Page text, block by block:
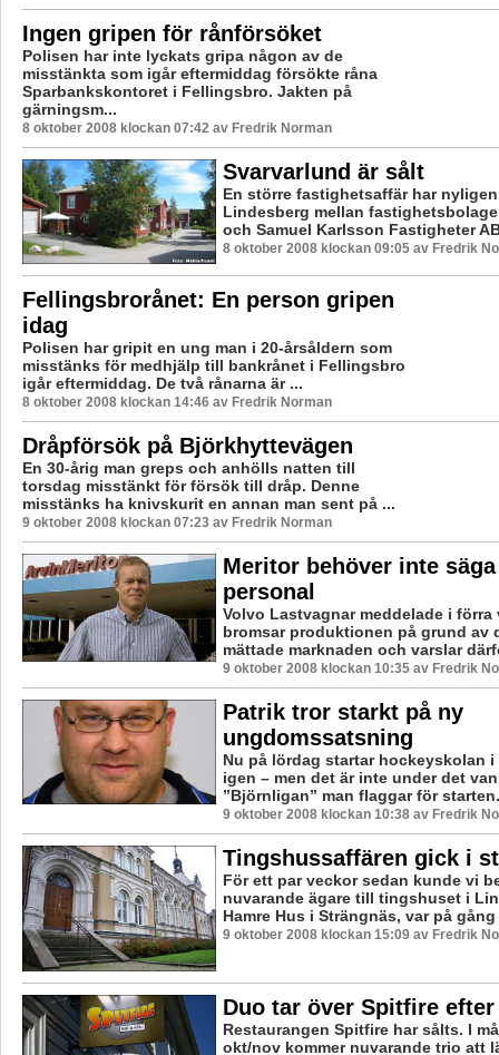
Ingen gripen för rånförsöket
Polisen har inte lyckats gripa någon av de
misstänkta som igår eftermiddag försökte råna
Sparbankskontoret i Fellingsbro. Jakten på
gärningsm...
8 oktober 2008 klockan 07:42 av Fredrik Norman
Svarvarlund är sålt
En större fastighetsaffär har
Lindesberg mellan
och Samuel Karlsson Fastigheter
8 oktober 2008 klockan 09:05 av Fredrik
Fellingsbrorånet: En person gripen
idag
Polisen har gripit en ung man i 20-årsåldern som
misstänks för medhjälp till bankrånet i Fellingsbro
igår eftermiddag. De två rånarna är ...
8 oktober 2008 klockan 14:46 av Fredrik Norman
Dråpförsök på Björkhyttevägen
En 30-årig man greps och anhölls natten till
torsdag misstänkt för försök till dråp. Denne
misstänks ha knivskurit en annan man sent på ...
9 oktober 2008 klockan 07:23 av Fredrik Norman
Meritor behöver inte
personal
Volvo Lastvagnar meddelade i förra
bromsar produktionen på grund av
mättade marknaden och varslar
9 oktober 2008 klockan 10:35 av Fredrik
Patrik tror starkt på ny
ungdomssatsning
Nu på lördag startar hockeyskolan
igen – men det är inte under det
”Björnligan” man flaggar för
9 oktober 2008 klockan 10:38 av Fredrik
Tingshussaffären gick i
För ett par veckor sedan kunde vi
nuvarande ägare till tingshuset i
Hamre Hus i Strängnäs, var på
9 oktober 2008 klockan 15:09 av Fredrik
Duo tar över Spitfire
Restaurangen Spitfire har sålts. I
okt/nov kommer nuvarande trio att